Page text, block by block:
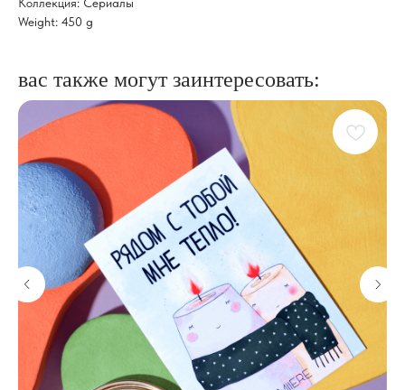
Weight: 450 g
вас также могут заинтересовать: